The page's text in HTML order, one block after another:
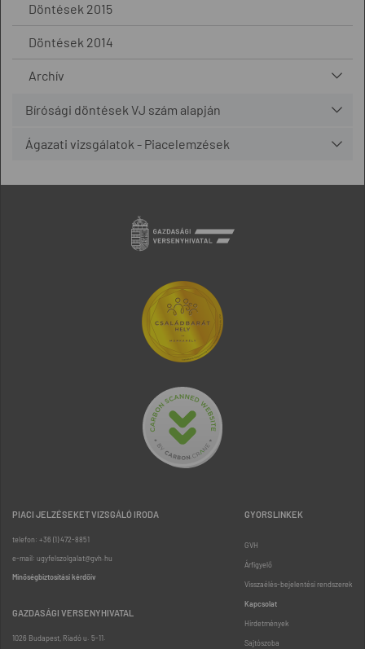
Döntések 2015
Döntések 2014
Archív
Bírósági döntések VJ szám alapján
Ágazati vizsgálatok - Piacelemzések
PIACI JELZÉSEKET VIZSGÁLÓ IRODA
telefon: +36 (1) 472-8851
e-mail: ugyfelszolgalat@gvh.hu
Minőségbiztosítási kérdőív
GAZDASÁGI VERSENYHIVATAL
1026 Budapest, Riadó u. 5-11.
GYORSLINKEK
GVH
Árfigyelő
Visszaélés-bejelentési rendszerek
Kapcsolat
Hirdetmények
Sajtószoba